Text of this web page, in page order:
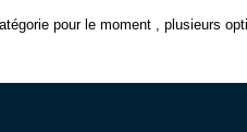
pour le moment , plusieurs